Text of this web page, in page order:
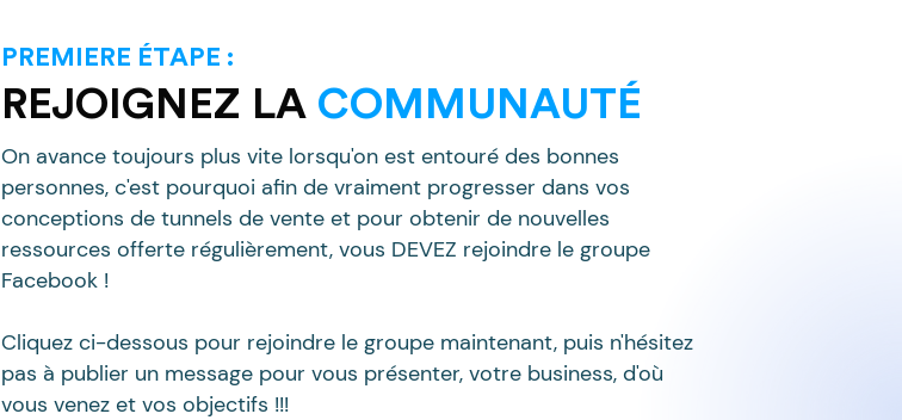
PREMIERE ÉTAPE :
REJOIGNEZ LA COMMUNAUTÉ
On avance toujours plus vite lorsqu'on est entouré des bonnes
personnes, c'est pourquoi afin de vraiment progresser dans vos
conceptions de tunnels de vente et pour obtenir de nouvelles
ressources offerte régulièrement, vous DEVEZ rejoindre le groupe
Facebook !
Cliquez ci-dessous pour rejoindre le groupe maintenant, puis n'hésitez
pas à publier un message pour vous présenter, votre business, d'où
vous venez et vos objectifs !!!